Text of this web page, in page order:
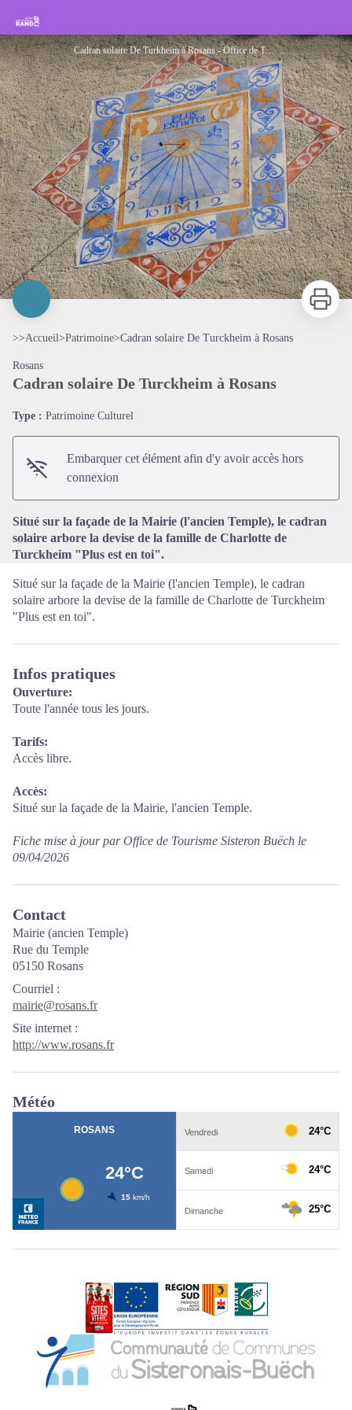
Rando Sisteron Buëch Baronnies Provençales
Cadran solaire De Turkheim à Rosans - Office de Tourisme Sisteron Les Alpes provençales
Voir l'image en plein écran
Imprimer
>>Accueil>Patrimoine>Cadran solaire De Turckheim à Rosans
Rosans
Cadran solaire De Turckheim à Rosans
Type : Patrimoine Culturel
Embarquer cet élément afin d'y avoir accès hors
connexion
Situé sur la façade de la Mairie (l'ancien Temple), le cadran
solaire arbore la devise de la famille de Charlotte de
Turckheim "Plus est en toi".
Situé sur la façade de la Mairie (l'ancien Temple), le cadran
solaire arbore la devise de la famille de Charlotte de Turckheim
"Plus est en toi".
Infos pratiques
Ouverture:
Toute l'année tous les jours.
Tarifs:
Accès libre.
Accès:
Situé sur la façade de la Mairie, l'ancien Temple.
Fiche mise à jour par Office de Tourisme Sisteron Buëch le
09/04/2026
Contact
Mairie (ancien Temple)
Rue du Temple
05150 Rosans
Courriel :
mairie@rosans.fr
Site internet :
http://www.rosans.fr
Météo